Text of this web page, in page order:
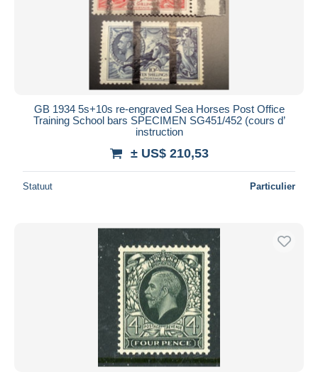
GB 1934 5s+10s re-engraved Sea Horses Post Office
Training School bars SPECIMEN SG451/452 (cours d’
instruction
± US$ 210,53
Statuut Particulier